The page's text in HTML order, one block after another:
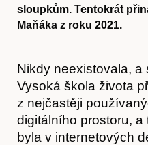
sloupkům. Tentokrát
Maňáka z roku 2021.
Nikdy neexistovala, a
Vysoká škola života
z nejčastěji
digitálního prostoru,
byla v internetových